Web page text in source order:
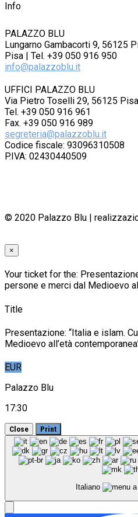
Info
PALAZZO BLU
Lungarno Gambacorti 9, 56125
Pisa | Tel. +39 050 916 950
info@palazzoblu.it
UFFICI PALAZZO BLU
Via Pietro Toselli 29, 56125 Pisa
Tel. +39 050 916 961
Fax. +39 050 916 989
segreteria@palazzoblu.it
Codice fiscale: 93096310508
P.IVA: 02430440509
© 2020 Palazzo Blu |
×
Your ticket for the:
persone e merci dal Medioevo
Title
Presentazione: “Italia e islam.
Medioevo all’età
EUR
Palazzo Blu
17:30
Close Print
Italiano